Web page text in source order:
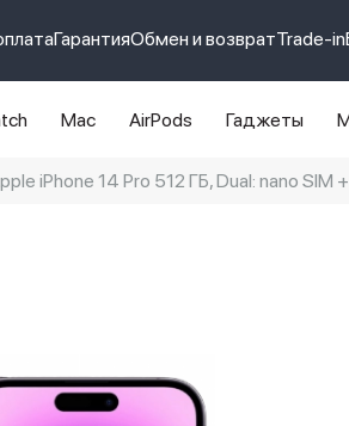
ГарантияОбмен и возвратTrade-in
Mac AirPods Гаджеты
iPhone 14 Pro 512 ГБ, Dual: nano SIM